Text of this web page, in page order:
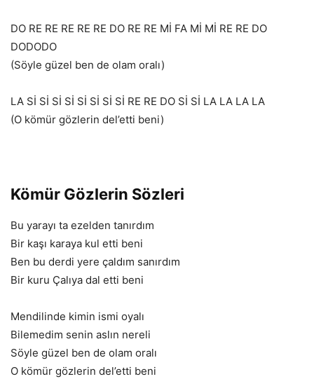
DO RE RE RE RE RE DO RE RE Mİ FA Mİ Mİ RE RE DO
DODODO
(Söyle güzel ben de olam oralı)
LA Sİ Sİ Sİ Sİ Sİ Sİ Sİ Sİ RE RE DO Sİ Sİ LA LA LA LA
(O kömür gözlerin del’etti beni)
Kömür Gözlerin Sözleri
Bu yarayı ta ezelden tanırdım
Bir kaşı karaya kul etti beni
Ben bu derdi yere çaldım sanırdım
Bir kuru Çalıya dal etti beni
Mendilinde kimin ismi oyalı
Bilemedim senin aslın nereli
Söyle güzel ben de olam oralı
O kömür gözlerin del’etti beni